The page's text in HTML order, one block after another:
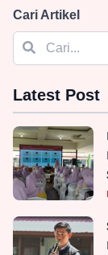
Cari Artikel
Latest Post